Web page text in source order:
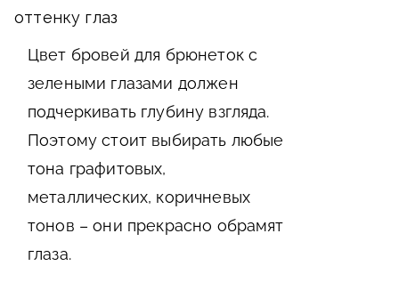
оттенку глаз
Цвет бровей для брюнеток с
зелеными глазами должен
подчеркивать глубину взгляда.
Поэтому стоит выбирать любые
тона графитовых,
металлических, коричневых
тонов – они прекрасно обрамят
глаза.